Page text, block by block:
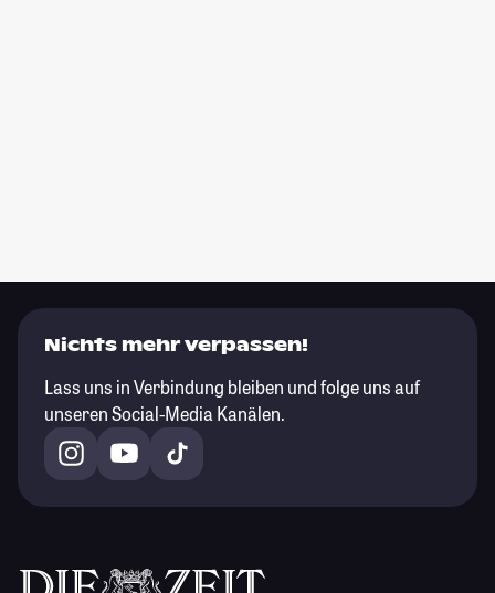
Nichts mehr verpassen!
Lass uns in Verbindung bleiben und folge uns auf
unseren Social-Media Kanälen.